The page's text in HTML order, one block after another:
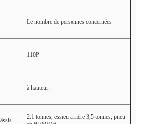
Le nombre de personnes concernées
110P
à hauteur:
2.1 tonnes, essieu arrière 3,5 tonnes, pneu